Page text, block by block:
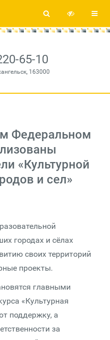
65-10
163000
Федеральном
«Культурной
и сел»
городах и сёлах
своих территорий
проекты.
главными
«Культурная
поддержку, а
за